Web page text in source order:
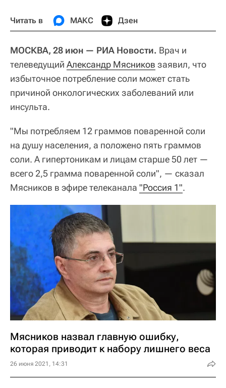
Читать в МАКС Дзен
МОСКВА, 28 июн — РИА Новости. Врач и
телеведущий Александр Мясников заявил, что
избыточное потребление соли может стать
причиной онкологических заболеваний или
инсульта.
"Мы потребляем 12 граммов поваренной соли
на душу населения, а положено пять граммов
соли. А гипертоникам и лицам старше 50 лет —
всего 2,5 грамма поваренной соли", — сказал
Мясников в эфире телеканала "Россия 1".
Мясников назвал главную ошибку,
которая приводит к набору лишнего веса
26 июня 2021, 14:31